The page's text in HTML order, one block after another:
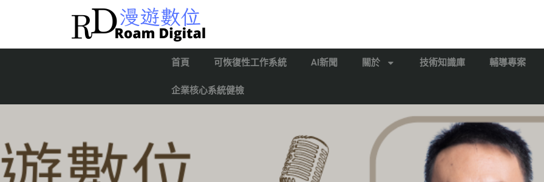
首頁 可恢復性工作系統 AI新聞 關於 技術知識庫 輔導專案
企業核心系統健檢